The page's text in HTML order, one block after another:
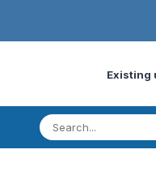
Existing